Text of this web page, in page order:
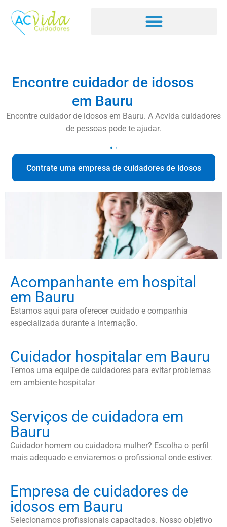
Encontre cuidador de idosos
em Bauru
Encontre cuidador de idosos em Bauru. A Acvida cuidadores
de pessoas pode te ajudar.
Contrate uma empresa de cuidadores de idosos
Acompanhante em hospital
em Bauru
Estamos aqui para oferecer cuidado e companhia
especializada durante a internação.
Cuidador hospitalar em Bauru
Temos uma equipe de cuidadores para evitar problemas
em ambiente hospitalar
Serviços de cuidadora em
Bauru
Cuidador homem ou cuidadora mulher? Escolha o perfil
mais adequado e enviaremos o profissional onde estiver.
Empresa de cuidadores de
idosos em Bauru
Selecionamos profissionais capacitados. Nosso objetivo